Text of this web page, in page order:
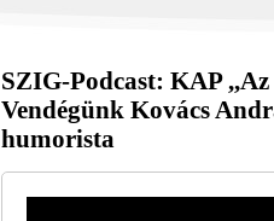
SZIG-Podcast: KAP
Vendégünk Kovács
humorista